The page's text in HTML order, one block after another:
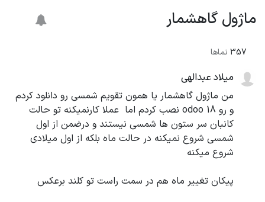
ماژول گاهشمار
357 نماها
میلاد عبدالهی
من ماژول گاهشمار یا همون تقویم شمسی رو دانلود کردم
و رو odoo 18 نصب کردم اما عملا کارنمیکنه تو حالت
کانبان سر ستون ها شمسی نیستند و درضمن از اول
شمسی شروع نمیکنه در حالت ماه بلکه از اول میلادی
شروع میکنه
پیکان تغییر ماه هم در سمت راست تو کلند برعکس